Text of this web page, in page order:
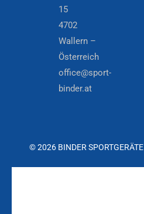
15
4702
Wallern –
Österreich
office@sport-
binder.at
© 2026 BINDER SPORTGERÄTE